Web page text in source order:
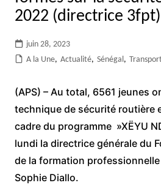
2022 (directrice 3fpt)
juin 28, 2023
A la Une, Actualité, Sénégal,
(APS) – Au total, 6561 jeunes
technique de sécurité routière
cadre du programme »XËYU
lundi la directrice générale du
de la formation
Sophie Diallo.